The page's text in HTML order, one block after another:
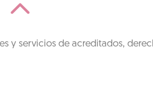
y servicios de acreditados,